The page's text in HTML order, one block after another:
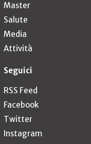
Master
Salute
Media
Attività
Seguici
RSS Feed
Facebook
Twitter
Instagram